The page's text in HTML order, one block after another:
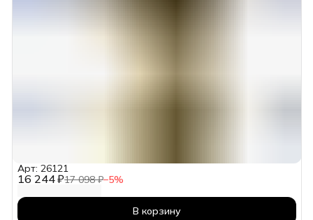
16 244 ₽17 098 ₽−5%
Арт: 26121
В корзину